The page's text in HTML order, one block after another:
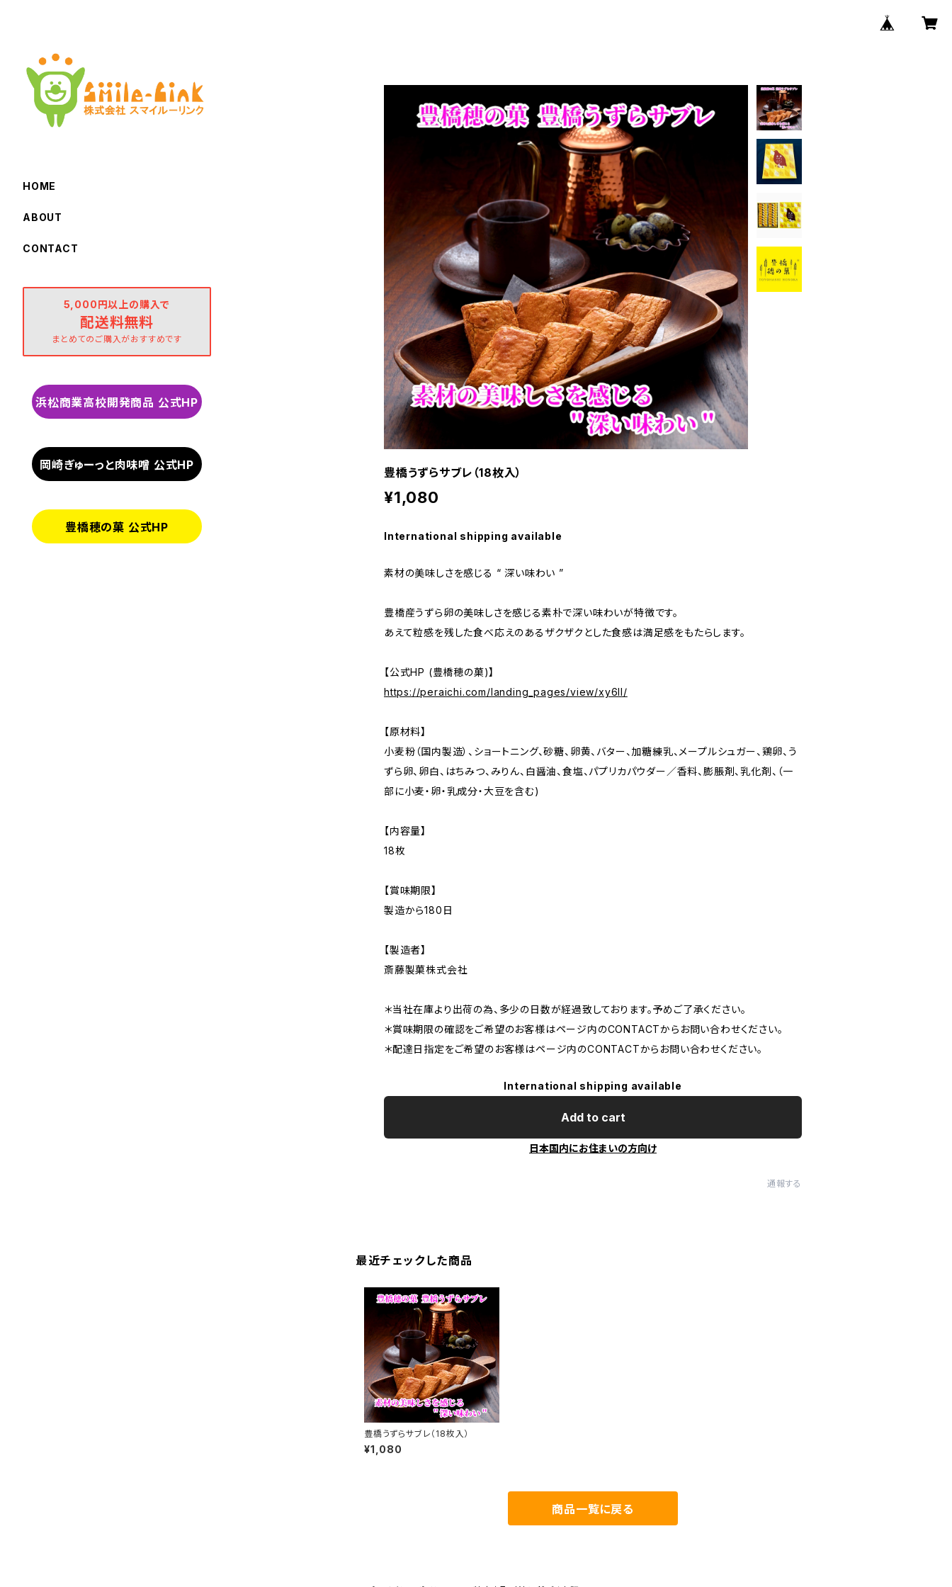
豊橋うずらサブレ（18枚入）
¥1,080
International shipping available
素材の美味しさを感じる “ 深い味わい ”
豊橋産うずら卵の美味しさを感じる素朴で深い味わいが特徴です。
あえて粒感を残した食べ応えのあるザクザクとした食感は満足感をもたらします。
【公式HP (豊橋穂の菓)】
https://peraichi.com/landing_pages/view/xy6ll/
【原材料】
小麦粉（国内製造）、ショートニング、砂糖、卵黄、バター、加糖練乳、メープルシュガー、鶏卵、う
ずら卵、卵白、はちみつ、みりん、白醤油、食塩、パプリカパウダー／香料、膨脹剤、乳化剤、（一
部に小麦・卵・乳成分・大豆を含む)
【内容量】
18枚
【賞味期限】
製造から180日
【製造者】
斎藤製菓株式会社
＊当社在庫より出荷の為、多少の日数が経過致しております。予めご了承ください。
＊賞味期限の確認をご希望のお客様はページ内のCONTACTからお問い合わせください。
＊配達日指定をご希望のお客様はページ内のCONTACTからお問い合わせください。
International shipping available
Add to cart
日本国内にお住まいの方向け
通報する
最近チェックした商品
豊橋うずらサブレ（18枚入）
¥1,080
商品一覧に戻る
HOME
ABOUT
CONTACT
5,000円以上の購入で
配送料無料
まとめてのご購入がおすすめです
浜松商業高校開発商品 公式HP
岡崎ぎゅーっと肉味噌 公式HP
豊橋穂の菓 公式HP